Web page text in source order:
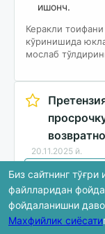
ишонч.
Керакли
кўринишида
мослаб
20.11.2025 й.
Биз сайтнинг
файлларидан
фойдаланишни
Махфийлик сиёсати